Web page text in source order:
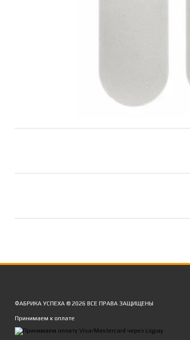
ФАБРИКА УСПЕХА © 2026 ВСЕ ПРАВА ЗАЩИЩЕНЫ
Принимаем к оплате